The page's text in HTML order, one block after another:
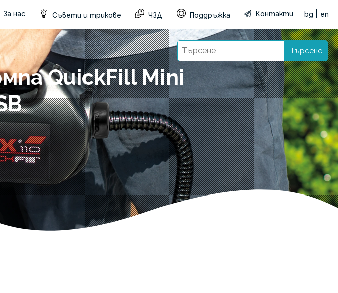
За нас Съвети и трикове ЧЗД Поддръжка Контакти bg en
Търсене
QuickFill Mini